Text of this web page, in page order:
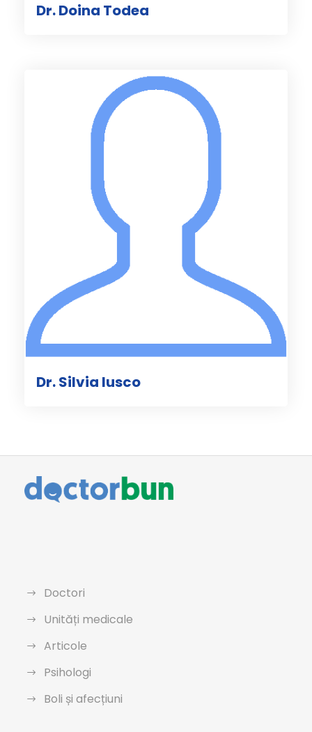
Dr. Doina Todea
Dr. Silvia Iusco
Doctori
Unități medicale
Articole
Psihologi
Boli și afecțiuni